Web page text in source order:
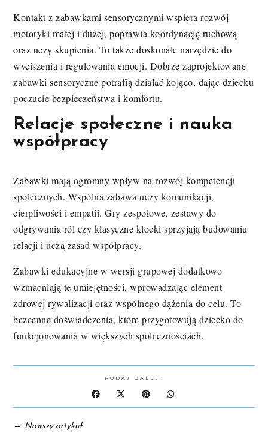
Kontakt z zabawkami sensorycznymi wspiera rozwój
motoryki małej i dużej, poprawia koordynację ruchową
oraz uczy skupienia. To także doskonałe narzędzie do
wyciszenia i regulowania emocji. Dobrze zaprojektowane
zabawki sensoryczne potrafią działać kojąco, dając dziecku
poczucie bezpieczeństwa i komfortu.
Relacje społeczne i nauka
współpracy
Zabawki mają ogromny wpływ na rozwój kompetencji
społecznych. Wspólna zabawa uczy komunikacji,
cierpliwości i empatii. Gry zespołowe, zestawy do
odgrywania ról czy klasyczne klocki sprzyjają budowaniu
relacji i uczą zasad współpracy.
Zabawki edukacyjne w wersji grupowej dodatkowo
wzmacniają te umiejętności, wprowadzając element
zdrowej rywalizacji oraz wspólnego dążenia do celu. To
bezcenne doświadczenia, które przygotowują dziecko do
funkcjonowania w większych społecznościach.
PODAJ DALEJ:
← Nowszy artykuł